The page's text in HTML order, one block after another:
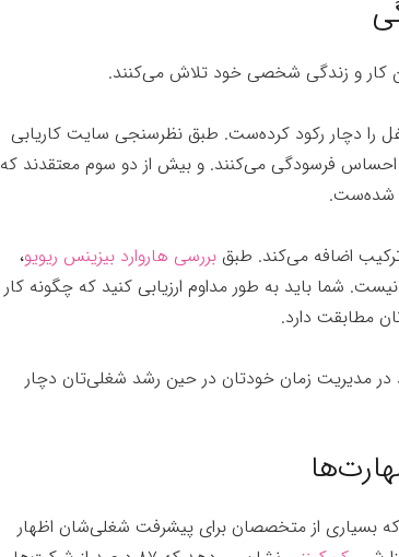
کار و زندگی شخصی خود تلاش می‌کنند.
را دچار رکود کرده‌ست. طبق نظرسنجی سایت کاریابی
احساس فرسودگی می‌کنند. و بیش از دو سوم معتقدند که
شده‌ست.
اضافه می‌کند. طبق بررسی هاروارد بیزینس ریویو،
شما باید به طور مداوم ارزیابی کنید که چگونه کار
مطابقت دارد.
در مدیریت زمان خودتان در حین رشد شغلی‌تان دچار
از متخصصان برای پیشرفت شغلی‌شان اظهار